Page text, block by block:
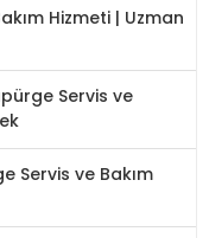
Hizmeti | Uzman
Servis ve
Servis ve Bakım